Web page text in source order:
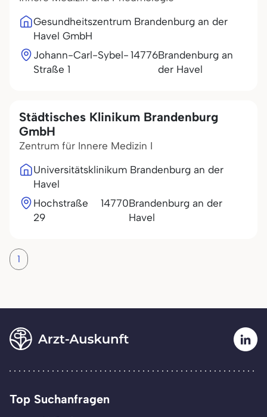
Gesundheitszentrum Brandenburg an der
Havel GmbH
Johann-Carl-Sybel-
Straße 1
14776Brandenburg an
der Havel
Städtisches Klinikum Brandenburg
GmbH
Zentrum für Innere Medizin I
Universitätsklinikum Brandenburg an der
Havel
Hochstraße
29
14770Brandenburg an der
Havel
1
Top Suchanfragen